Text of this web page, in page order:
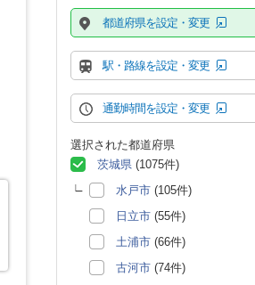
都道府県を設定・変更
駅・路線を設定・変更
通勤時間を設定・変更
選択された都道府県
茨城県 (1075件)
水戸市 (105件)
日立市 (55件)
土浦市 (66件)
古河市 (74件)